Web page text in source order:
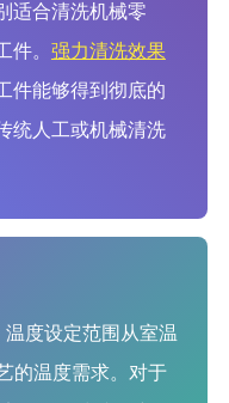
适合清洗机械零
件。 强力清洗效果
件能够得到彻底的
统人工或机械清洗
度设定范围从室温
的温度需求。对于